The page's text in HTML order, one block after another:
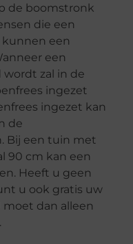
de boomstronk
die een
een
een
zal in de
ingezet
ingezet kan
de
Bij een tuin met
90 cm kan een
Heeft u geen
u ook gratis uw
dan alleen